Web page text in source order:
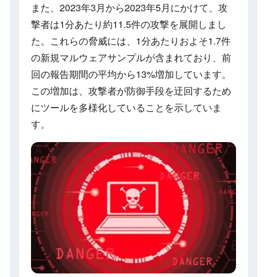
また、2023年3月から2023年5月にかけて、攻
撃者は1分あたり約11.5件の攻撃を展開しまし
た。これらの脅威には、1分あたりおよそ1.7件
の新規マルウェアサンプルが含まれており、前
回の報告期間の平均から13%増加しています。
この増加は、攻撃者が防御手段を迂回するため
にツールを多様化していることを示していま
す。